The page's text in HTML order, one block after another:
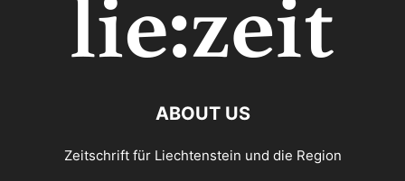
ABOUT US
Zeitschrift für Liechtenstein und die Region